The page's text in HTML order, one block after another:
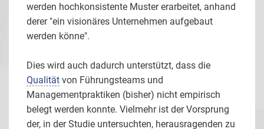
werden hochkonsistente Muster erarbeitet, anhand
derer "ein visionäres Unternehmen aufgebaut
werden könne".
Dies wird auch dadurch unterstützt, dass die
Qualität von Führungsteams und
Managementpraktiken (bisher) nicht empirisch
belegt werden konnte. Vielmehr ist der Vorsprung
der, in der Studie untersuchten, herausragenden zu